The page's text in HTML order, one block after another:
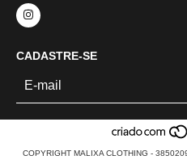
CADASTRE-SE
COPYRIGHT MALIXA CLOTHING -